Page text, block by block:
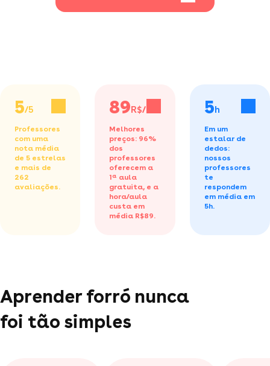
5/5
Professores
com uma
nota média
de 5 estrelas
e mais de
262
avaliações.
89R$/h
Melhores
preços: 96%
dos
professores
oferecem a
1ª aula
gratuita, e a
hora/aula
custa em
média R$89.
5h
Em um
estalar de
dedos:
nossos
professores
te
respondem
em média em
5h.
Aprender forró nunca
foi tão simples